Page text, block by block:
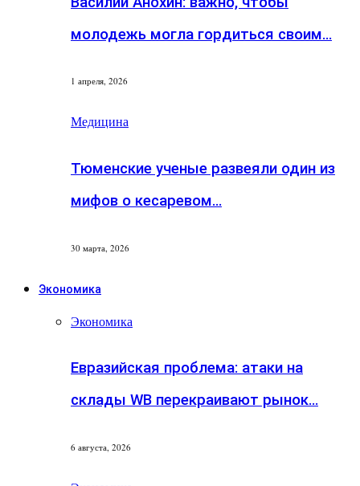
молодежь могла гордиться своим…
1 апреля, 2026
Медицина
Тюменские ученые развеяли один из
мифов о кесаревом…
30 марта, 2026
Экономика
Экономика
Евразийская проблема: атаки на
склады WB перекраивают рынок…
6 августа, 2026